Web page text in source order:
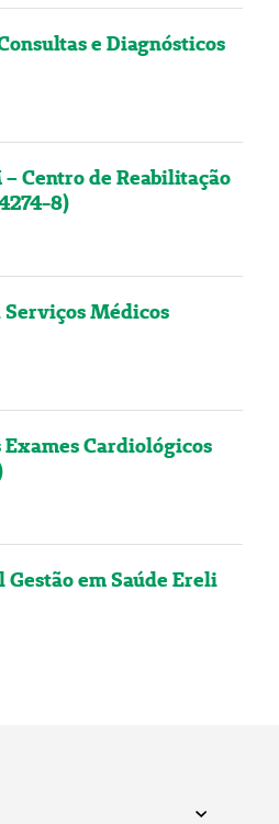
e Diagnósticos
Centro de Reabilitação
8)
Médicos
Cardiológicos
em Saúde Ereli